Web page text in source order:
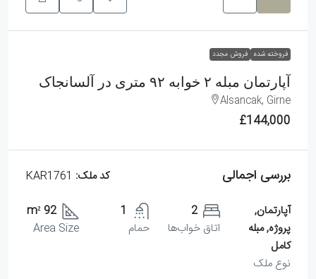
فروخته شده فروش مجدد
آپارتمان مبله ۲ خوابه ۹۲ متری در آلسانجاک
Alsancak, Girne
£144,000
بررسی اجمالی کد ملک:
آپارتمان,
پروژه, مبله
کامل
نوع ملک
2
اتاق خواب‌ها
1
حمام
92 m²
Area Size